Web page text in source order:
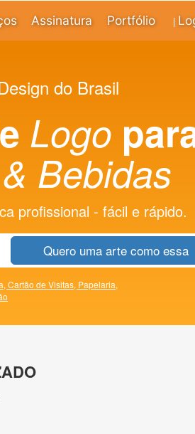
Assinatura Portfólio
do Brasil
Logo
Bebidas
profissional - fácil e rápido.
Quero uma arte como essa
Cartão de Visitas, Papelaria,